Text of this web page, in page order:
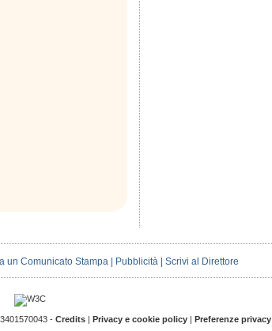
un Comunicato Stampa| Pubblicità| Scrivi al Direttore
- Credits | Privacy e cookie policy | Preferenze privacy